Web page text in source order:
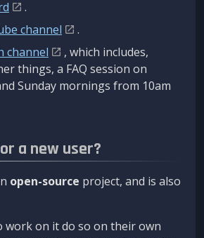
.
channel
.
channel
, which includes,
things, a FAQ session on
Sunday mornings from 10am
a new user?
open-source project, and is also
work on it do so on their own